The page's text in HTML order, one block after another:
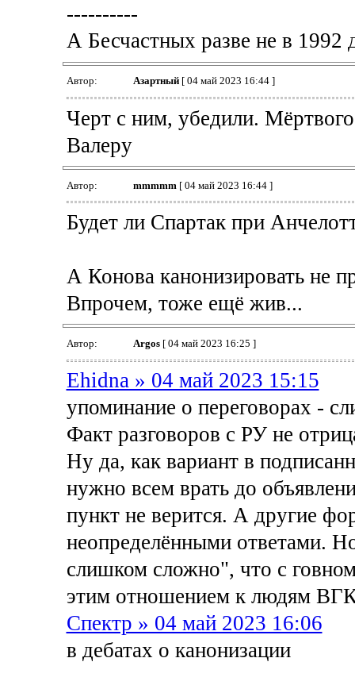
----------
А Бесчастных разве не в 1992
Автор: Азартный[ 04 май 2023 16:44 ]
Черт с ним, убедили.
Валеру
Автор: mmmmm [ 04 май 2023 16:44 ]
Будет ли Спартак при
А Конова канонизировать не
Впрочем, тоже ещё жив...
Автор: Argos[ 04 май 2023 16:25 ]
Ehidna » 04 май 2023 15:15
упоминание о переговорах -
Факт разговоров с РУ не
Ну да, как вариант в
нужно всем врать до
пункт не верится. А другие
неопределёнными ответами.
слишком сложно", что с
этим отношением к людям
Спектр » 04 май 2023 16:06
в дебатах о канонизации